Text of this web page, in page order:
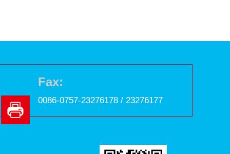
Fax:
0086-0757-23276178 / 23276177